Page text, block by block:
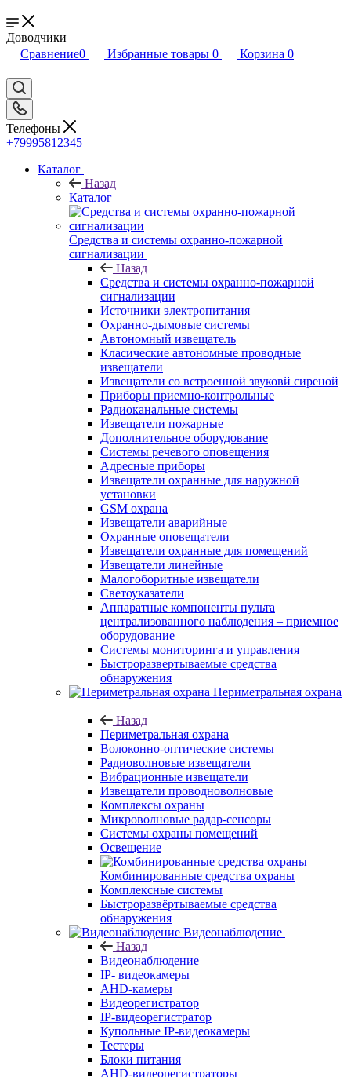
Доводчики
Сравнение0 Избранные товары 0 Корзина 0
Телефоны
+79995812345
Каталог
Назад
Каталог
Средства и системы охранно-пожарной
сигнализации
Назад
Средства и системы охранно-пожарной
сигнализации
Источники электропитания
Охранно-дымовые системы
Автономный извещатель
Класические автономные проводные
извещатели
Извещатели со встроенной звуковй сиреной
Приборы приемно-контрольные
Радиоканальные системы
Извещатели пожарные
Дополнительное оборудование
Системы речевого оповещения
Адресные приборы
Извещатели охранные для наружной
установки
GSM охрана
Извещатели аварийные
Охранные оповещатели
Извещатели охранные для помещений
Извещатели линейные
Малогоборитные извещатели
Светоуказатели
Аппаратные компоненты пульта
централизованного наблюдения – приемное
оборудование
Системы мониторинга и управления
Быстроразвертываемые средства
обнаружения
Периметральная охрана
Назад
Периметральная охрана
Волоконно-оптические системы
Радиоволновые извещатели
Вибрационные извещатели
Извещатели проводноволновые
Комплексы охраны
Микроволновые радар-сенсоры
Системы охраны помещений
Освещение
Комбинированные средства охраны
Комплексные системы
Быстроразвёртываемые средства
обнаружения
Видеонаблюдение
Назад
Видеонаблюдение
IP- видеокамеры
AHD-камеры
Видеорегистратор
IP-видеорегистратор
Купольные IP-видеокамеры
Тестеры
Блоки питания
AHD-видеорегистраторы